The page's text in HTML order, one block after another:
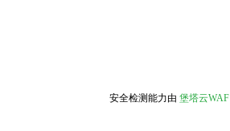
安全检测能力由 堡塔云WAF